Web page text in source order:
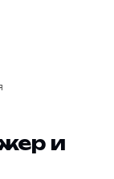
и